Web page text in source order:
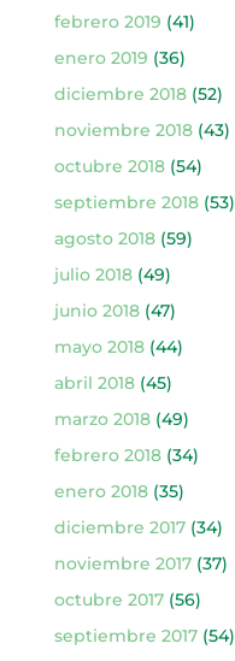
febrero 2019 (41)
enero 2019 (36)
diciembre 2018(52)
noviembre 2018(43)
octubre 2018(54)
septiembre 2018(53)
agosto 2018(59)
julio 2018(49)
junio 2018(47)
mayo 2018(44)
abril 2018(45)
marzo 2018(49)
febrero 2018(34)
enero 2018(35)
diciembre 2017(34)
noviembre 2017(37)
octubre 2017(56)
septiembre 2017(54)